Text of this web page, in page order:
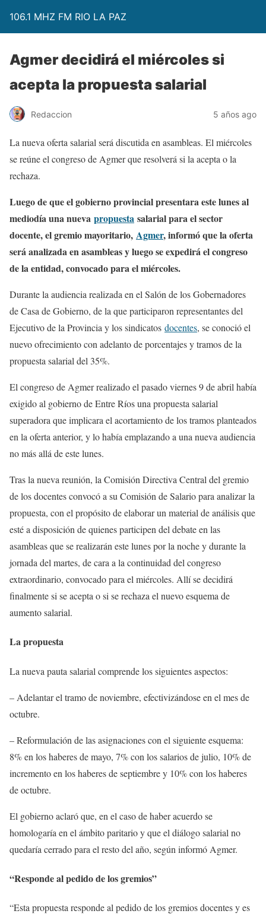
106.1 MHZ FM RIO LA PAZ
Agmer decidirá el miércoles si
acepta la propuesta salarial
Redaccion 5 años ago
La nueva oferta salarial será discutida en asambleas. El miércoles
se reúne el congreso de Agmer que resolverá si la acepta o la
rechaza.
Luego de que el gobierno provincial presentara este lunes al
mediodía una nueva propuesta salarial para el sector
docente, el gremio mayoritario, Agmer, informó que la oferta
será analizada en asambleas y luego se expedirá el congreso
de la entidad, convocado para el miércoles.
Durante la audiencia realizada en el Salón de los Gobernadores
de Casa de Gobierno, de la que participaron representantes del
Ejecutivo de la Provincia y los sindicatos docentes, se conoció el
nuevo ofrecimiento con adelanto de porcentajes y tramos de la
propuesta salarial del 35%.
El congreso de Agmer realizado el pasado viernes 9 de abril había
exigido al gobierno de Entre Ríos una propuesta salarial
superadora que implicara el acortamiento de los tramos planteados
en la oferta anterior, y lo había emplazando a una nueva audiencia
no más allá de este lunes.
Tras la nueva reunión, la Comisión Directiva Central del gremio
de los docentes convocó a su Comisión de Salario para analizar la
propuesta, con el propósito de elaborar un material de análisis que
esté a disposición de quienes participen del debate en las
asambleas que se realizarán este lunes por la noche y durante la
jornada del martes, de cara a la continuidad del congreso
extraordinario, convocado para el miércoles. Allí se decidirá
finalmente si se acepta o si se rechaza el nuevo esquema de
aumento salarial.
La propuesta
La nueva pauta salarial comprende los siguientes aspectos:
– Adelantar el tramo de noviembre, efectivizándose en el mes de
octubre.
– Reformulación de las asignaciones con el siguiente esquema:
8% en los haberes de mayo, 7% con los salarios de julio, 10% de
incremento en los haberes de septiembre y 10% con los haberes
de octubre.
El gobierno aclaró que, en el caso de haber acuerdo se
homologaría en el ámbito paritario y que el diálogo salarial no
quedaría cerrado para el resto del año, según informó Agmer.
“Responde al pedido de los gremios”
“Esta propuesta responde al pedido de los gremios docentes y es